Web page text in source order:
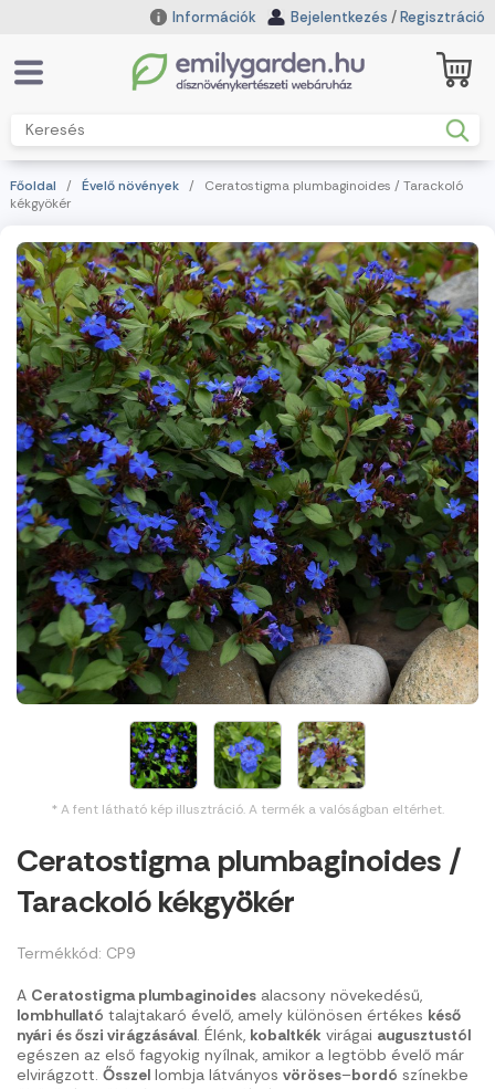
Információk Bejelentkezés /Regisztráció
Főoldal / Évelő növények / Ceratostigma plumbaginoides / Tarackoló
kékgyökér
* A fent látható kép illusztráció. A termék a valóságban eltérhet.
Ceratostigma plumbaginoides /
Tarackoló kékgyökér
Termékkód: CP9
A Ceratostigma plumbaginoides alacsony növekedésű,
lombhullató talajtakaró évelő, amely különösen értékes késő
nyári és őszi virágzásával. Élénk, kobaltkék virágai augusztustól
egészen az első fagyokig nyílnak, amikor a legtöbb évelő már
elvirágzott. Ősszel lombja látványos vöröses–bordó színekbe